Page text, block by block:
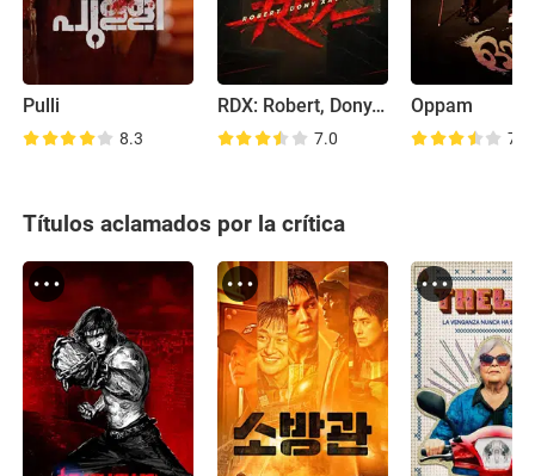
Pulli
8.3
RDX: Robert, Dony, Xavier
7.0
Oppam
7.3
Títulos aclamados por la crítica